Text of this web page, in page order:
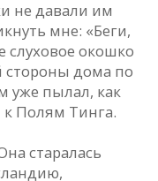
не давали им
мне: «Беги,
слуховое окошко
стороны дома по
уже пылал, как
Полям Тинга.
старалась